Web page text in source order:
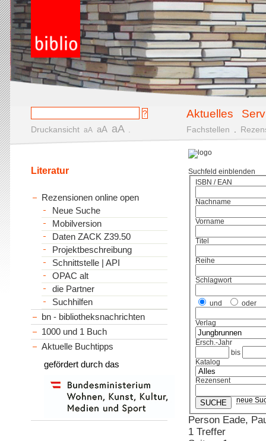
Aktuelles
Druckansicht aA aA aA Fachstellen
Suchfeld einblenden
ISBN / EAN
Nachname
Vorname
Titel
Reihe
Schlagwort
und oder
Verlag
Ersch.-Jahr
bis
Katalog
Rezensent
neue
Person Eade,
1 Treffer
Literatur
Rezensionen online open
Neue Suche
Mobilversion
Daten ZACK Z39.50
Projektbeschreibung
Schnittstelle | API
OPAC alt
die Partner
Suchhilfen
bn - bibliotheksnachrichten
1000 und 1 Buch
Aktuelle Buchtipps
gefördert durch das